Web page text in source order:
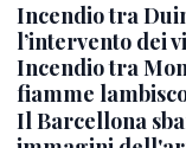
Incendio tra
l’intervento dei
Incendio tra
fiamme
Il Barcellona